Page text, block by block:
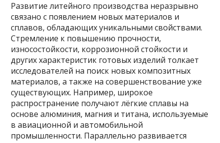
Развитие литейного производства неразрывно
связано с появлением новых материалов и
сплавов, обладающих уникальными свойствами.
Стремление к повышению прочности,
износостойкости, коррозионной стойкости и
других характеристик готовых изделий толкает
исследователей на поиск новых композитных
материалов, а также на совершенствование уже
существующих. Например, широкое
распространение получают лёгкие сплавы на
основе алюминия, магния и титана, используемые
в авиационной и автомобильной
промышленности. Параллельно развивается